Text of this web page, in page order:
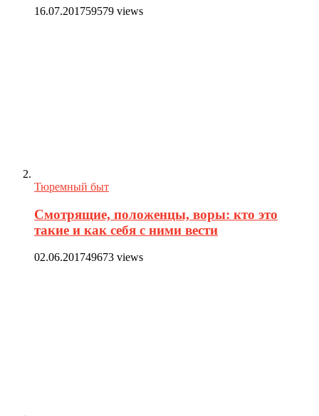
16.07.201759579 views
Тюремный быт
Смотрящие, положенцы, воры: кто это
такие и как себя с ними вести
02.06.201749673 views